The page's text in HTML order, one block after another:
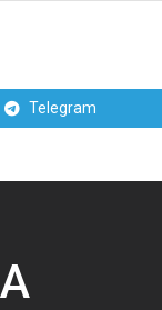
Telegram